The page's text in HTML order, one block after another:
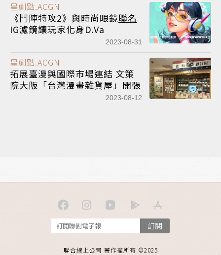
星劇點.ACGN
《鬥陣特攻2》與時尚眼鏡聯名
IG濾鏡讓玩家化身D.Va
2023-08-31
星劇點.ACGN
拓展臺漫與國際市場連結 文策
院大阪「台灣漫畫雜貨屋」開張
2023-08-12
訂閱
聯合線上公司 著作權所有 ©2025